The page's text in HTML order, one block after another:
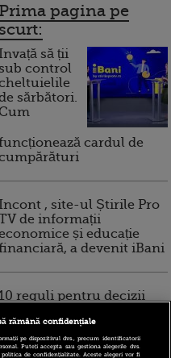
Prima pagina pe
scurt:
Invață să ții
control
sărbători.
Cum
cardul de
Incont , site-ul Știrile Pro
de informații
și educație
a devenit iBani
10 reguli pentru decizii
rămână confidențiale
pe dispozitivul dvs., precum identificatorii
Puteți accepta sau gestiona alegerile dvs.
de confidențialitate. Aceste alegeri vor fi